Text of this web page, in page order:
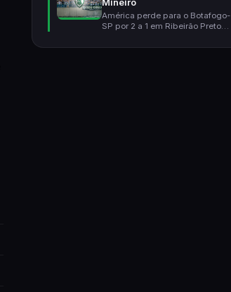
América perde para o Botafogo-
SP por 2 a 1 em Ribeirão Preto